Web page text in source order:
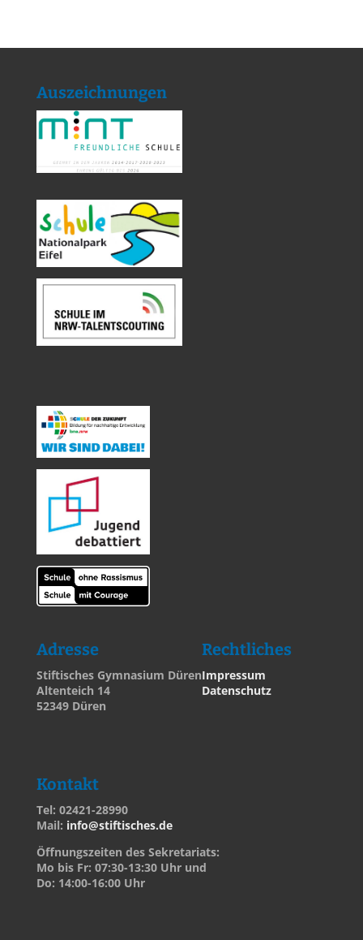
Auszeichnungen
Adresse
Stiftisches Gymnasium Düren
Altenteich 14
52349 Düren
Rechtliches
Impressum
Datenschutz
Kontakt
Tel: 02421-28990
Mail: info@stiftisches.de
Öffnungszeiten des Sekretariats:
Mo bis Fr: 07:30-13:30 Uhr und
Do: 14:00-16:00 Uhr